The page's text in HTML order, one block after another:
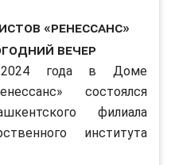
«Ренессанс»
вечер
года в Доме
состоялся
филиала
института